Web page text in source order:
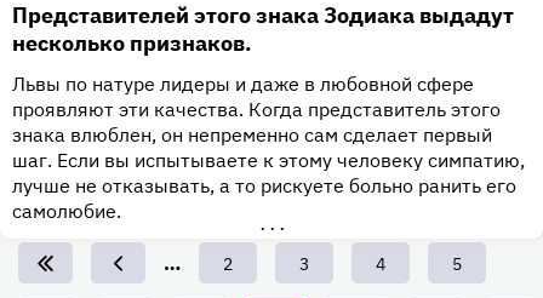
Представителей этого знака Зодиака выдадут
несколько признаков.
Львы по натуре лидеры и даже в любовной сфере
проявляют эти качества. Когда представитель этого
знака влюблен, он непременно сам сделает первый
шаг. Если вы испытываете к этому человеку симпатию,
лучше не отказывать, а то рискуете больно ранить его
самолюбие.
•••
… Page
2 Page
3 Page
4 Page
5